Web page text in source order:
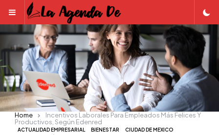
Menu
ACTUALIDAD EMPRESARIAL BIENESTAR
CIUDAD DE MEXICO
Home
Incentivos Laborales Para Empleados Más Felices Y
Productivos, Según Edenred